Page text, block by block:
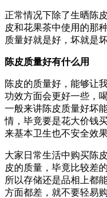
正常情况下除了生晒陈
皮和花果茶中使用的那
质量好就是好，坏就是
陈皮质量好有什么用
陈皮的质量好，能够让
功效方面会更好一些，
一般来讲陈皮质量好坏
情，毕竟要是花大价钱
来基本卫生也不安全效
大家日常生活中购买陈
皮的质量，毕竟比较差
所以存储还是品相上都
方面都差，就不要轻易购